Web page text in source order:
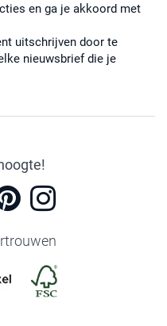
en ga je akkoord met
uitschrijven door te
nieuwsbrief die je